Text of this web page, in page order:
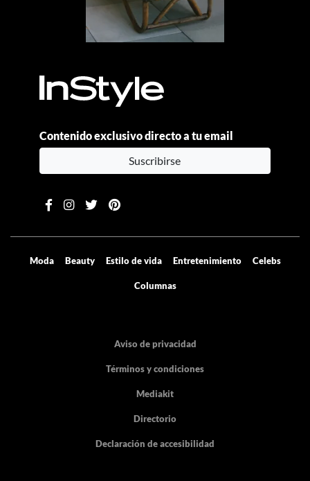
Contenido exclusivo directo a tu email
Suscribirse
Moda Beauty Estilo de vida Entretenimiento Celebs
Columnas
Aviso de privacidad
Términos y condiciones
Mediakit
Directorio
Declaración de accesibilidad